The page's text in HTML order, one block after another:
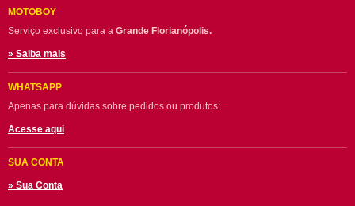
MOTOBOY
Serviço exclusivo para a Grande Florianópolis.
» Saiba mais
WHATSAPP
Apenas para dúvidas sobre pedidos ou produtos:
Acesse aqui
SUA CONTA
» Sua Conta